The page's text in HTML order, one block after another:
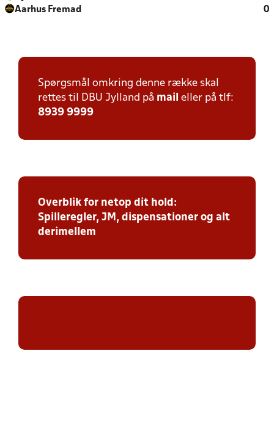
Aarhus Fremad
0
Spørgsmål omkring denne række skal
rettes til DBU Jylland på mail eller på tlf:
8939 9999
Overblik for netop dit hold:
Spilleregler, JM, dispensationer og alt
derimellem